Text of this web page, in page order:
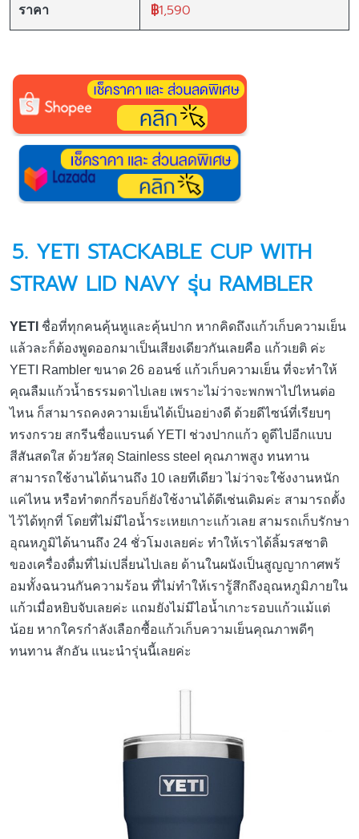
ราคา ฿1,590
5. YETI STACKABLE CUP WITH
STRAW LID NAVY รุ่น RAMBLER
YETI ชื่อที่ทุกคนคุ้นหูและคุ้นปาก หากคิดถึงแก้วเก็บความเย็น
แล้วละก็ต้องพูดออกมาเป็นเสียงเดียวกันเลยคือ แก้วเยติ ค่ะ
YETI Rambler ขนาด 26 ออนซ์ แก้วเก็บความเย็น ที่จะทำให้
คุณลืมแก้วน้ำธรรมดาไปเลย เพราะไม่ว่าจะพกพาไปไหนต่อ
ไหน ก็สามารถคงความเย็นได้เป็นอย่างดี ด้วยดีไซน์ที่เรียบๆ
ทรงกรวย สกรีนชื่อแบรนด์ YETI ช่วงปากแก้ว ดูดีไปอีกแบบ
สีสันสดใส ด้วยวัสดุ Stainless steel คุณภาพสูง ทนทาน
สามารถใช้งานได้นานถึง 10 เลยทีเดียว ไม่ว่าจะใช้งงานหนัก
แค่ไหน หรือทำตกกี่รอบก็ยังใช้งานได้ดีเช่นเดิมค่ะ สามารถตั้ง
ไว้ได้ทุกที่ โดยที่ไม่มีไอน้ำระเหยเกาะแก้วเลย สามรถเก็บรักษา
อุณหภูมิได้นานถึง 24 ชั่วโมงเลยค่ะ ทำให้เราได้ลิ้มรสชาติ
ของเครื่องดื่มที่ไม่เปลี่ยนไปเลย ด้านในผนังเป็นสูญญากาศพร้
อมทั้งฉนวนกันความร้อน ที่ไม่ทำให้เรารู้สึกถึงอุณหภูมิภายใน
แก้วเมื่อหยิบจับเลยค่ะ แถมยังไม่มีไอน้ำเกาะรอบแก้วแม้แต่
น้อย หากใครกำลังเลือกซื้อแก้วเก็บความเย็นคุณภาพดีๆ
ทนทาน สักอัน แนะนำรุ่นนี้เลยค่ะ